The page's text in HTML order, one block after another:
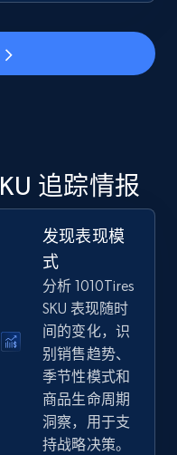
and more.
立即开始
Seller rating,
category, and
立即开始
追踪情报
发现表现模
式
分析 1010Tires
SKU 表现随时
间的变化，识
别销售趋势、
季节性模式和
商品生命周期
洞察，用于支
持战略决策。